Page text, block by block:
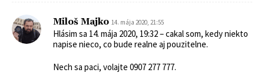
Miloš Majko 14. mája 2020, 21:55
Hlásim sa 14. mája 2020, 19:32 – cakal som, kedy niekto
napise nieco, co bude realne aj pouzitelne.
Nech sa paci, volajte 0907 277 777.